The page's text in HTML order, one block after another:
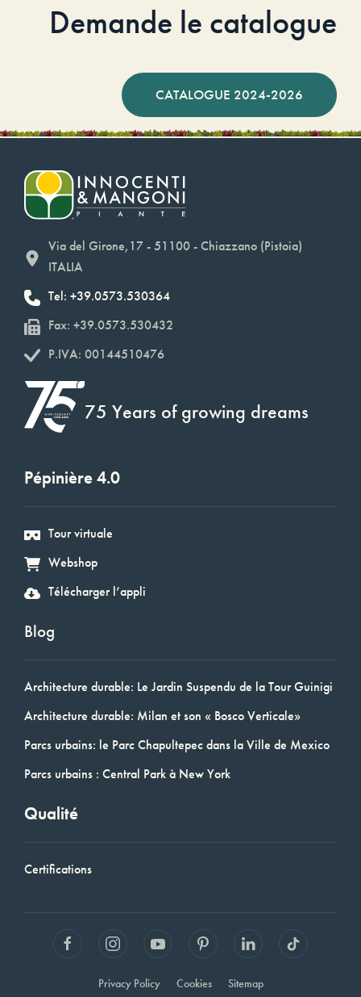
Demande le catalogue
CATALOGUE 2024-2026
Via del Girone,17 - 51100 - Chiazzano (Pistoia)
ITALIA
Tel: +39.0573.530364
Fax: +39.0573.530432
P.IVA: 00144510476
75 Years of growing dreams
Pépinière 4.0
Tour virtuale
Webshop
Télécharger l’appli
Blog
Architecture durable: Le Jardin Suspendu de la Tour Guinigi
Architecture durable: Milan et son « Bosco Verticale»
Parcs urbains: le Parc Chapultepec dans la Ville de Mexico
Parcs urbains : Central Park à New York
Qualité
Certifications
Privacy Policy Cookies Sitemap